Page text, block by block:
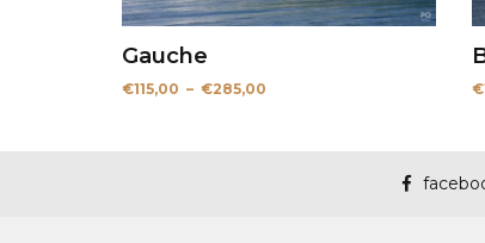
Gauche
€115,00 – €285,00 €